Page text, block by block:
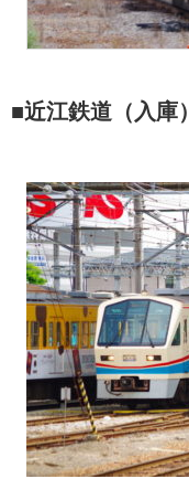
■近江鉄道（入庫）